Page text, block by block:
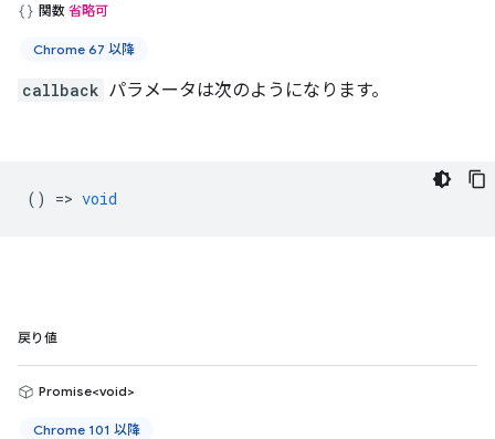
関数 省略可
Chrome 67 以降
callback パラメータは次のようになります。
() => void
戻り値
Promise<void>
Chrome 101 以降